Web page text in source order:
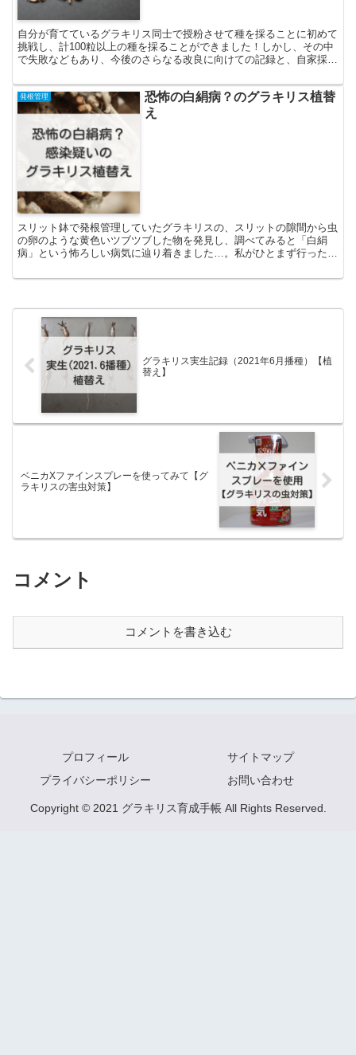
自分が育てているグラキリス同士で授粉させて種を採ることに初めて
挑戦し、計100粒以上の種を採ることができました！しかし、その中
で失敗などもあり、今後のさらなる改良に向けての記録と、自家採種
発根管理
恐怖の白絹病？のグラキリス植替
え
スリット鉢で発根管理していたグラキリスの、スリットの隙間から虫
の卵のような黄色いツブツブした物を発見し、調べてみると「白絹
病」という怖ろしい病気に辿り着きました…。私がひとまず行った応
グラキリス実生記録（2021年6月播種）【植
替え】
ベニカXファインスプレーを使ってみて【グ
ラキリスの害虫対策】
コメント
コメントを書き込む
プロフィール
サイトマップ
プライバシーポリシー
お問い合わせ
Copyright © 2021 グラキリス育成手帳 All Rights Reserved.